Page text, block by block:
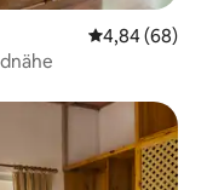
4,84 (68)